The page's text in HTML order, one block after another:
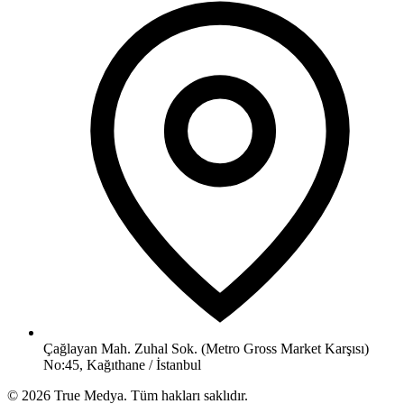
Çağlayan Mah. Zuhal Sok. (Metro Gross Market Karşısı)
No:45, Kağıthane / İstanbul
© 2026 True Medya. Tüm hakları saklıdır.